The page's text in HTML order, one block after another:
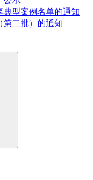
典型案例名单的通知
第二批）的通知